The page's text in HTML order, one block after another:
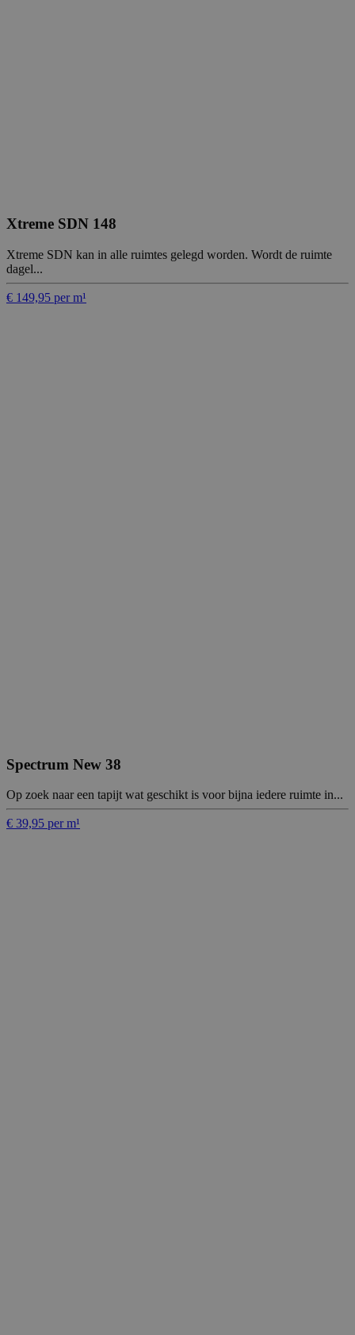
Xtreme SDN 148
Xtreme SDN kan in alle ruimtes gelegd worden. Wordt de ruimte
dagel...
€ 149,95 per m¹
Spectrum New 38
Op zoek naar een tapijt wat geschikt is voor bijna iedere ruimte in...
€ 39,95 per m¹